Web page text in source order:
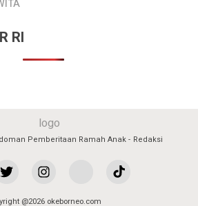
RI
Pemberitaan Ramah Anak Redaksi
@2026 okeborneo.com